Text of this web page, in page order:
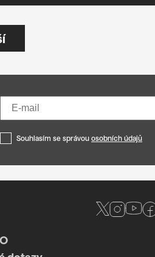
Souhlasím se správou osobních údajů